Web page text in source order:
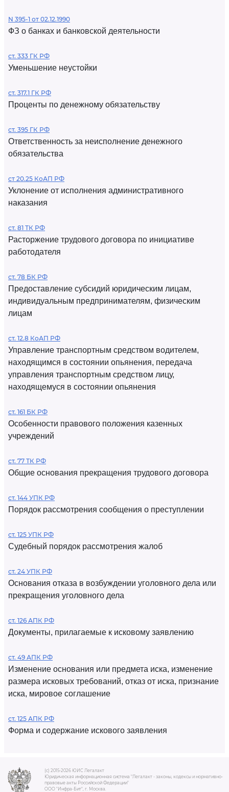
N 395-1 от 02.12.1990
ФЗ о банках и банковской деятельности
ст. 333 ГК РФ
Уменьшение неустойки
ст. 317.1 ГК РФ
Проценты по денежному обязательству
ст. 395 ГК РФ
Ответственность за неисполнение денежного
обязательства
ст 20.25 КоАП РФ
Уклонение от исполнения административного
наказания
ст. 81 ТК РФ
Расторжение трудового договора по инициативе
работодателя
ст. 78 БК РФ
Предоставление субсидий юридическим лицам,
индивидуальным предпринимателям, физическим
лицам
ст. 12.8 КоАП РФ
Управление транспортным средством водителем,
находящимся в состоянии опьянения, передача
управления транспортным средством лицу,
находящемуся в состоянии опьянения
ст. 161 БК РФ
Особенности правового положения казенных
учреждений
ст. 77 ТК РФ
Общие основания прекращения трудового договора
ст. 144 УПК РФ
Порядок рассмотрения сообщения о преступлении
ст. 125 УПК РФ
Судебный порядок рассмотрения жалоб
ст. 24 УПК РФ
Основания отказа в возбуждении уголовного дела или
прекращения уголовного дела
ст. 126 АПК РФ
Документы, прилагаемые к исковому заявлению
ст. 49 АПК РФ
Изменение основания или предмета иска, изменение
размера исковых требований, отказ от иска, признание
иска, мировое соглашение
ст. 125 АПК РФ
Форма и содержание искового заявления
(c) 2015-2026 ЮИС Легалакт
Юридическая информационная система "Легалакт - законы, кодексы и нормативно-
правовые акты Российской Федерации"
ООО "Инфра-Бит", г. Москва.